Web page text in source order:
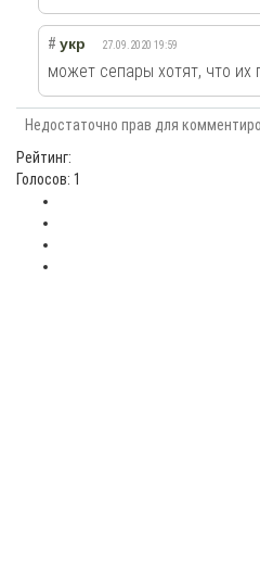
# укр 27.09.2020 19:59
может сепары хотят, что их
Недостаточно прав для
Рейтинг:
Голосов: 1